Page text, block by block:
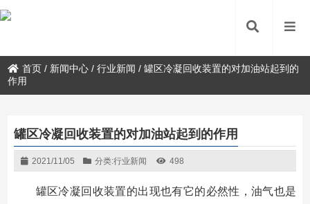
首页 / 新闻中心 /行业新闻 /罐区冷凝回收装置的对加油站起到的
作用
罐区冷凝回收装置的对加油站起到的作用
2021/11/05 分类:行业新闻 498
罐区冷凝回收装置的出现也有它的必然性，油气也是